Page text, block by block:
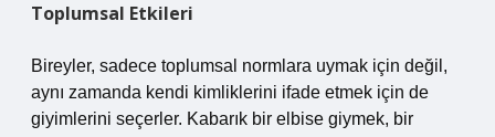
Toplumsal Etkileri
Bireyler, sadece toplumsal normlara uymak için değil,
aynı zamanda kendi kimliklerini ifade etmek için de
giyimlerini seçerler. Kabarık bir elbise giymek, bir